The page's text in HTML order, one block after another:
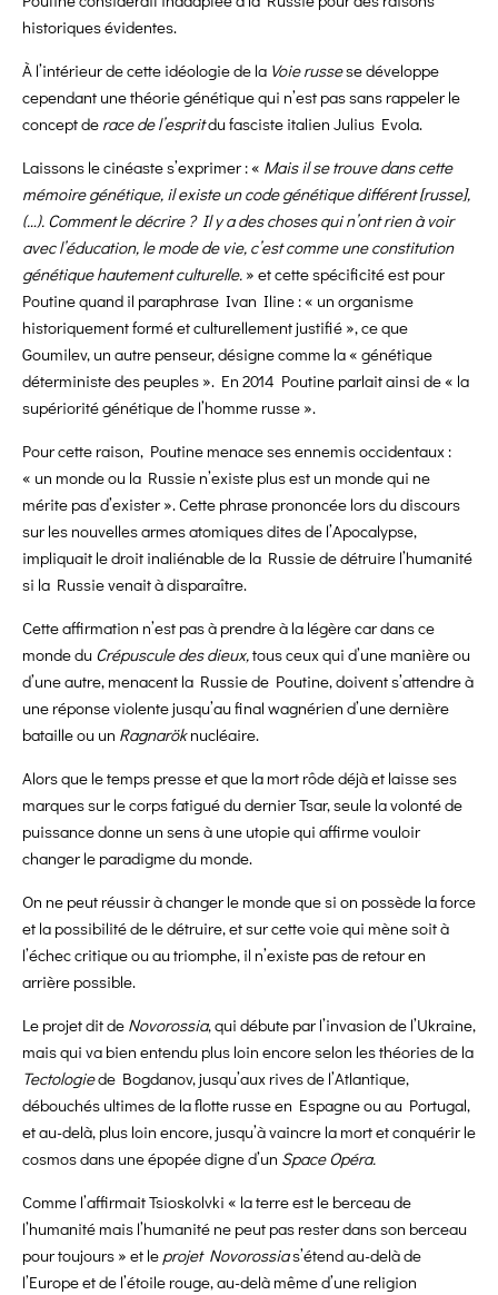
historiques évidentes.
À l’intérieur de cette idéologie de la Voie russese développe
cependant une théorie génétique qui n’est pas sans rappeler le
concept de race de l’espritdu fasciste italien Julius Evola.
Laissons le cinéaste s’exprimer : « Mais il se trouve dans cette
mémoire génétique, il existe un code génétique différent [russe],
(…). Comment le décrire ? Il y a des choses qui n’ont rien à voir
avec l’éducation, le mode de vie, c’est comme une constitution
génétique hautement culturelle. » et cette spécificité est pour
Poutine quand il paraphrase Ivan Iline : « un organisme
historiquement formé et culturellement justifié », ce que
Goumilev, un autre penseur, désigne comme la « génétique
déterministe des peuples ». En 2014 Poutine parlait ainsi de « la
supériorité génétique de l’homme russe ».
Pour cette raison, Poutine menace ses ennemis occidentaux :
« un monde ou la Russie n’existe plus est un monde qui ne
mérite pas d’exister ». Cette phrase prononcée lors du discours
sur les nouvelles armes atomiques dites de l’Apocalypse,
impliquait le droit inaliénable de la Russie de détruire l’humanité
si la Russie venait à disparaître.
Cette affirmation n’est pas à prendre à la légère car dans ce
monde du Crépuscule des dieux,tous ceux qui d’une manière ou
d’une autre, menacent la Russie de Poutine, doivent s’attendre à
une réponse violente jusqu’au final wagnérien d’une dernière
bataille ou un Ragnaröknucléaire.
Alors que le temps presse et que la mort rôde déjà et laisse ses
marques sur le corps fatigué du dernier Tsar, seule la volonté de
puissance donne un sens à une utopie qui affirme vouloir
changer le paradigme du monde.
On ne peut réussir à changer le monde que si on possède la force
et la possibilité de le détruire, et sur cette voie qui mène soit à
l’échec critique ou au triomphe, il n’existe pas de retour en
arrière possible.
Le projet dit de Novorossia, qui débute par l’invasion de l’Ukraine,
mais qui va bien entendu plus loin encore selon les théories de la
Tectologiede Bogdanov, jusqu’aux rives de l’Atlantique,
débouchés ultimes de la flotte russe en Espagne ou au Portugal,
et au-delà, plus loin encore, jusqu’à vaincre la mort et conquérir le
cosmos dans une épopée digne d’un Space Opéra.
Comme l’affirmait Tsioskolvki « la terre est le berceau de
l’humanité mais l’humanité ne peut pas rester dans son berceau
pour toujours » et le projet Novorossias’étend au-delà de
l’Europe et de l’étoile rouge, au-delà même d’une religion